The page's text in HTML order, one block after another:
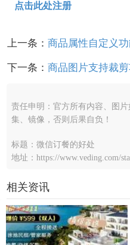
点击此处注册
上一条： 商品属性自定义
下一条： 商品图片支持裁
责任申明：官方所有内容、图
集、镜像，否则后果自负！
标题：微信订餐的好处
地址：https://www.veding.com/
相关资讯